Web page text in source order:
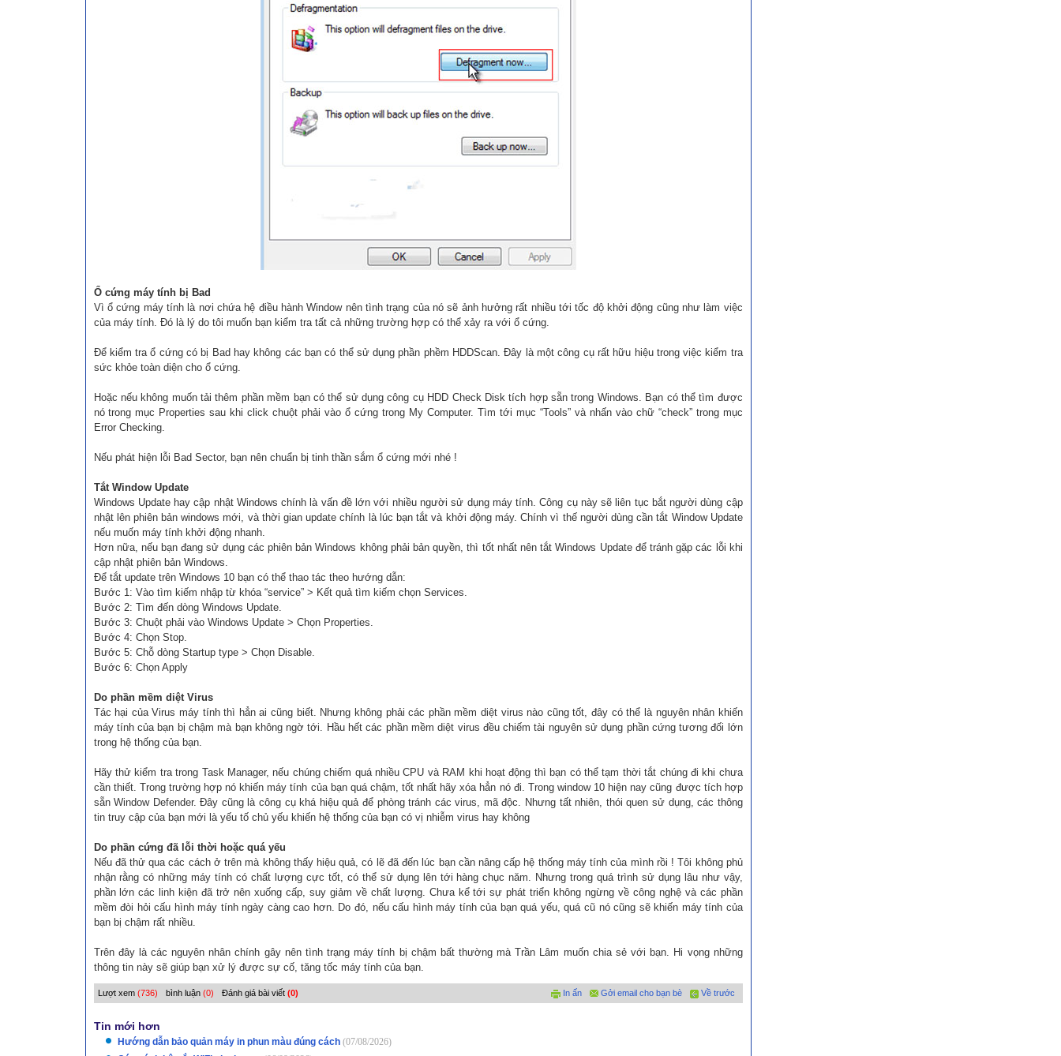
Ổ cứng máy tính bị Bad
Vì ổ cứng máy tính là nơi chứa hệ điều hành Window nên tình trạng của nó sẽ ảnh hưởng rất nhiều tới tốc độ khởi động cũng như làm việc
của máy tính. Đó là lý do tôi muốn bạn kiểm tra tất cả những trường hợp có thể xảy ra với ổ cứng.
Để kiểm tra ổ cứng có bị Bad hay không các bạn có thể sử dụng phần phềm HDDScan. Đây là một công cụ rất hữu hiệu trong việc kiểm tra
sức khỏe toàn diện cho ổ cứng.
Hoặc nếu không muốn tải thêm phần mềm bạn có thể sử dụng công cụ HDD Check Disk tích hợp sẵn trong Windows. Bạn có thể tìm được
nó trong mục Properties sau khi click chuột phải vào ổ cứng trong My Computer. Tìm tới mục “Tools” và nhấn vào chữ “check” trong mục
Error Checking.
Nếu phát hiện lỗi Bad Sector, bạn nên chuẩn bị tinh thần sắm ổ cứng mới nhé !
Tắt Window Update
Windows Update hay cập nhật Windows chính là vấn đề lớn với nhiều người sử dụng máy tính. Công cụ này sẽ liên tục bắt người dùng cập
nhật lên phiên bản windows mới, và thời gian update chính là lúc bạn tắt và khởi động máy. Chính vì thế người dùng cần tắt Window Update
nếu muốn máy tính khởi động nhanh.
Hơn nữa, nếu bạn đang sử dụng các phiên bản Windows không phải bản quyền, thì tốt nhất nên tắt Windows Update để tránh gặp các lỗi khi
cập nhật phiên bản Windows.
Để tắt update trên Windows 10 bạn có thể thao tác theo hướng dẫn:
Bước 1: Vào tìm kiếm nhập từ khóa “service” > Kết quả tìm kiếm chọn Services.
Bước 2: Tìm đến dòng Windows Update.
Bước 3: Chuột phải vào Windows Update > Chọn Properties.
Bước 4: Chọn Stop.
Bước 5: Chỗ dòng Startup type > Chọn Disable.
Bước 6: Chọn Apply
Do phần mềm diệt Virus
Tác hại của Virus máy tính thì hẳn ai cũng biết. Nhưng không phải các phần mềm diệt virus nào cũng tốt, đây có thể là nguyên nhân khiến
máy tính của bạn bị chậm mà bạn không ngờ tới. Hầu hết các phần mềm diệt virus đều chiếm tài nguyên sử dụng phần cứng tương đối lớn
trong hệ thống của bạn.
Hãy thử kiểm tra trong Task Manager, nếu chúng chiếm quá nhiều CPU và RAM khi hoạt động thì bạn có thể tạm thời tắt chúng đi khi chưa
cần thiết. Trong trường hợp nó khiến máy tính của bạn quá chậm, tốt nhất hãy xóa hẳn nó đi. Trong window 10 hiện nay cũng được tích hợp
sẵn Window Defender. Đây cũng là công cụ khá hiệu quả để phòng tránh các virus, mã độc. Nhưng tất nhiên, thói quen sử dụng, các thông
tin truy cập của bạn mới là yếu tố chủ yếu khiến hệ thống của bạn có vị nhiễm virus hay không
Do phần cứng đã lỗi thời hoặc quá yếu
Nếu đã thử qua các cách ở trên mà không thấy hiệu quả, có lẽ đã đến lúc bạn cần nâng cấp hệ thống máy tính của mình rồi ! Tôi không phủ
nhận rằng có những máy tính có chất lượng cực tốt, có thể sử dụng lên tới hàng chục năm. Nhưng trong quá trình sử dụng lâu như vậy,
phần lớn các linh kiện đã trở nên xuống cấp, suy giảm về chất lượng. Chưa kể tới sự phát triển không ngừng về công nghệ và các phần
mềm đòi hỏi cấu hình máy tính ngày càng cao hơn. Do đó, nếu cấu hình máy tính của bạn quá yếu, quá cũ nó cũng sẽ khiến máy tính của
bạn bị chậm rất nhiều.
Trên đây là các nguyên nhân chính gây nên tình trạng máy tính bị chậm bất thường mà Trần Lâm muốn chia sẻ với bạn. Hi vọng những
thông tin này sẽ giúp bạn xử lý được sự cố, tăng tốc máy tính của bạn.
Lượt xem (736) bình luận (0) Đánh giá bài viết(0) Về trước
Gởi email cho bạn bè
In ấn
Tin mới hơn
Hướng dẫn bảo quản máy in phun màu đúng cách (07/08/2026)